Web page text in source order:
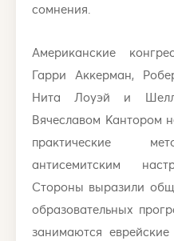
сомнения.
Американские
Гарри Аккерман,
Нита Лоуэй и
Вячеславом Кантором
практические
антисемитским
Стороны выразили
образовательных
занимаются